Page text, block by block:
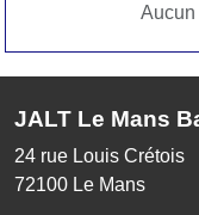
Aucun
JALT Le Mans
24 rue Louis Crétois
72100 Le Mans